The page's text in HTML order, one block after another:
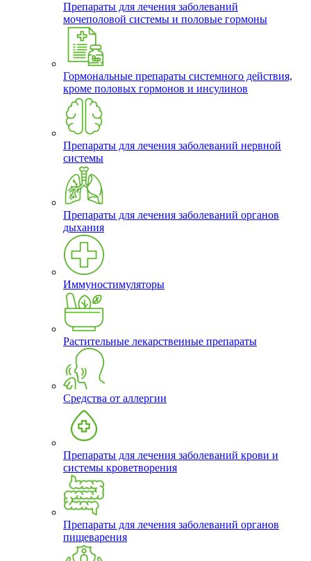
Препараты для лечения заболеваний
мочеполовой системы и половые гормоны
Гормональные препараты системного действия,
кроме половых гормонов и инсулинов
Препараты для лечения заболеваний нервной
системы
Препараты для лечения заболеваний органов
дыхания
Иммуностимуляторы
Растительные лекарственные препараты
Средства от аллергии
Препараты для лечения заболеваний крови и
системы кроветворения
Препараты для лечения заболеваний органов
пищеварения